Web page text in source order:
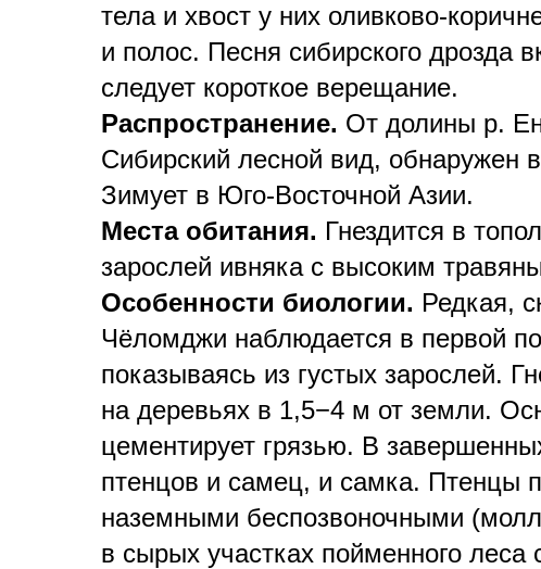
тела и хвост у них оливково-
и полос. Песня сибирского
следует короткое верещание.
Распространение. От долины р.
Сибирский лесной вид, обнаружен
Зимует в Юго-Восточной Азии.
Места обитания. Гнездится в
зарослей ивняка с высоким
Особенности биологии. Редкая,
Чëломджи наблюдается в первой
показываясь из густых зарослей.
на деревьях в 1,5−4 м от земли.
цементирует грязью. В
птенцов и самец, и самка. Птенцы
наземными беспозвоночными
в сырых участках пойменного